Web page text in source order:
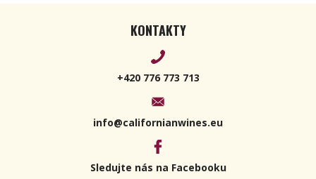
KONTAKTY
+420 776 773 713
info@californianwines.eu
Sledujte nás na Facebooku